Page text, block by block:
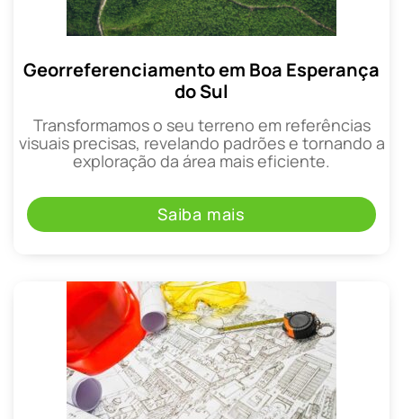
Georreferenciamento em Boa Esperança
do Sul
Transformamos o seu terreno em referências
visuais precisas, revelando padrões e tornando a
exploração da área mais eficiente.
Saiba mais